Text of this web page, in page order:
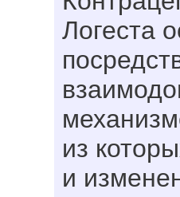
Логеста
из
и